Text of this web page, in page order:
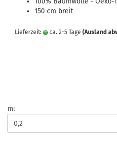
150 cm breit
Lieferzeit: ca. 2-5 Tage (Ausland
m: